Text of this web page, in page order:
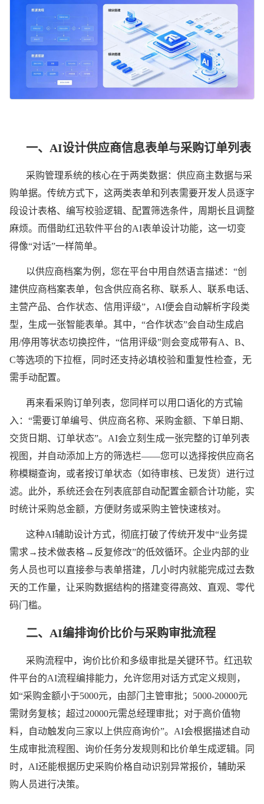
管理
系统
快速
搭建
指南
红迅软件
AI低代码开
发平台
统搭建
一、 AI设计供应商信息表单与采购订单列表
采购管理系统的核心在于两类数据：供应商主数据与采
购单据。传统方式下，这两类表单和列表需要开发人员逐字
段设计表格、编写校验逻辑、配置筛选条件，周期长且调整
麻烦。而借助红迅软件平台的AI表单设计功能，这一切变
得像“对话”一样简单。
以供应商档案为例，您在平台中用自然语言描述：“创
建供应商档案表单，包含供应商名称、联系人、联系电话、
主营产品、合作状态、信用评级”，AI便会自动解析字段类
型，生成一张智能表单。其中，“合作状态”会自动生成启
用/停用等状态切换控件，“信用评级”则会变成带有A、B、
C等选项的下拉框，同时还支持必填校验和重复性检查，无
需手动配置。
再来看采购订单列表，您同样可以用口语化的方式输
入：“需要订单编号、供应商名称、采购金额、下单日期、
交货日期、订单状态”。AI会立刻生成一张完整的订单列表
视图，并自动添加上方的筛选栏——您可以选择按供应商名
称模糊查询，或者按订单状态（如待审核、已发货）进行过
滤。此外，系统还会在列表底部自动配置金额合计功能，实
时统计采购总金额，方便财务或采购主管快速核对。
这种AI辅助设计方式，彻底打破了传统开发中“业务提
需求→技术做表格→反复修改”的低效循环。企业内部的业
务人员也可以直接参与表单搭建，几小时内就能完成过去数
天的工作量，让采购数据结构的搭建变得高效、直观、零代
码门槛。
二、 AI编排询价比价与采购审批流程
采购流程中，询价比价和多级审批是关键环节。红迅软
件平台的AI流程编排能力，允许您用对话方式定义规则，
如“采购金额小于5000元，由部门主管审批；5000-20000元
需财务复核；超过20000元需总经理审批；对于高价值物
料，自动触发向三家以上供应商询价”。AI会根据描述自动
生成审批流程图、询价任务分发规则和比价单生成逻辑。同
时，AI还能根据历史采购价格自动识别异常报价，辅助采
购人员进行决策。